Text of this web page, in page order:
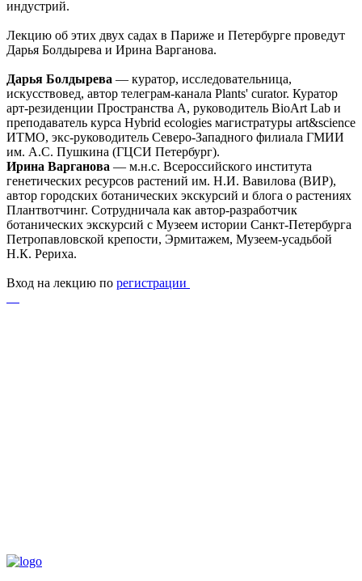
индустрий.
Лекцию об этих двух садах в Париже и Петербурге проведут
Дарья Болдырева и Ирина Варганова.
Дарья Болдырева — куратор, исследовательница,
искусствовед, автор телеграм-канала Plants' curator. Куратор
арт-резиденции Пространства А, руководитель BioArt Lab и
преподаватель курса Hybrid ecologies магистратуры art&science
ИТМО, экс-руководитель Северо-Западного филиала ГМИИ
им. А.С. Пушкина (ГЦСИ Петербург).
Ирина Варганова — м.н.с. Всероссийского института
генетических ресурсов растений им. Н.И. Вавилова (ВИР),
автор городских ботанических экскурсий и блога о растениях
Плантвотчинг. Сотрудничала как автор-разработчик
ботанических экскурсий с Музеем истории Санкт-Петербурга
Петропавловской крепости, Эрмитажем, Музеем-усадьбой
Н.К. Рериха.
Вход на лекцию по регистрации